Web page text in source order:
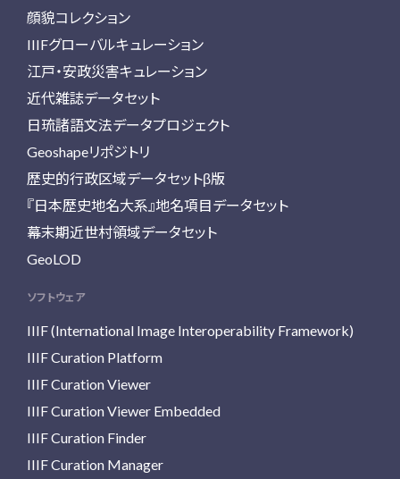
顔貌コレクション
IIIFグローバルキュレーション
江戸・安政災害キュレーション
近代雑誌データセット
日琉諸語文法データプロジェクト
Geoshapeリポジトリ
歴史的行政区域データセットβ版
『日本歴史地名大系』地名項目データセット
幕末期近世村領域データセット
GeoLOD
ソフトウェア
IIIF (International Image Interoperability Framework)
IIIF Curation Platform
IIIF Curation Viewer
IIIF Curation Viewer Embedded
IIIF Curation Finder
IIIF Curation Manager